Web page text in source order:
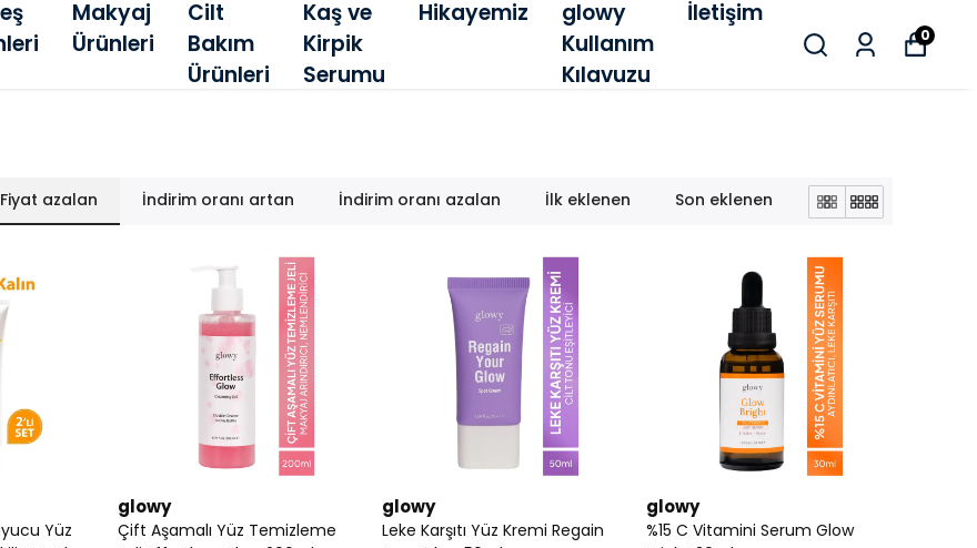
Makyaj
Ürünleri
Cilt
Bakım
Ürünleri
Kaş ve
Kirpik
Serumu
Hikayemiz
glowy
Kullanım
Kılavuzu
İletişim
0
Fiyat azalan İndirim oranı artan İndirim oranı azalan İlk eklenen Son eklenen
Yüz
glowy
Çift Aşamalı Yüz Temizleme
glowy
Leke Karşıtı Yüz Kremi Regain
glowy
%15 C Vitamini Serum Glow